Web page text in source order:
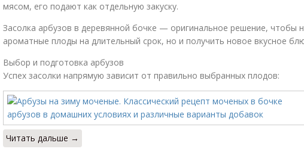
мясом, его подают как отдельную закуску.
Засолка арбузов в деревянной бочке — оригинальное решение, чтобы
ароматные плоды на длительный срок, но и получить новое вкусное
Выбор и подготовка арбузов
Успех засолки напрямую зависит от правильно выбранных плодов:
Читать дальше →